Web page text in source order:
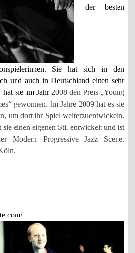
der besten
Sie hat sich in den
und auch in Deutschland einen sehr
hat sie im Jahr 2008 den Preis „Young
gewonnen. Im Jahre 2009 hat es sie
um dort ihr Spiel weiterzuentwickeln.
einen eigenen Stil entwickelt und ist
Modern Progressive Jazz Scene.